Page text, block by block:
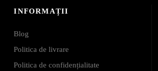
INFORMAȚII
Blog
Politica de livrare
Politica de confidențialitate